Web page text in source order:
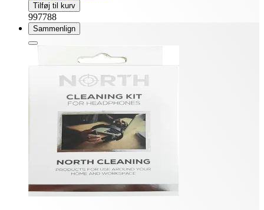
Tilføj til kurv
997788
Sammenlign